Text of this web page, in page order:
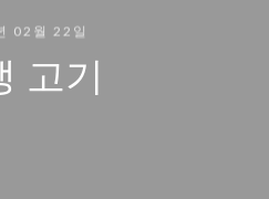
02월 22일
고기